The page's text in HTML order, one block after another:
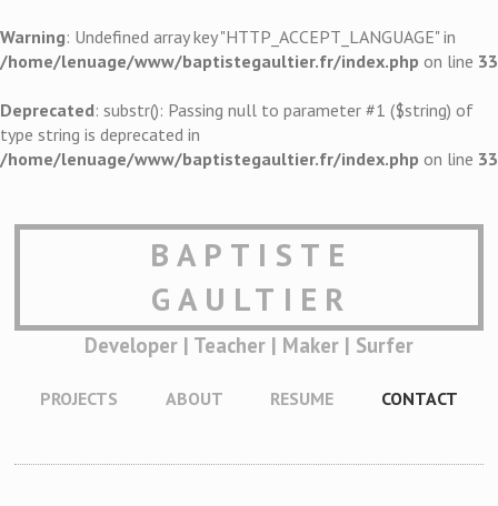
Warning: Undefined array key "HTTP_ACCEPT_LANGUAGE" in
/home/lenuage/www/baptistegaultier.fr/index.php on line 33
Deprecated: substr(): Passing null to parameter #1 ($string) of
type string is deprecated in
/home/lenuage/www/baptistegaultier.fr/index.php on line 33
BAPTISTE
GAULTIER
Developer | Teacher | Maker | Surfer
PROJECTS ABOUT RESUME CONTACT